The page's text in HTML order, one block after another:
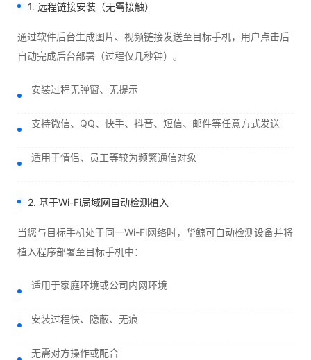
1. 远程链接安装（无需接触）
通过软件后台生成图片、视频链接发送至目标手机，用户点击后
自动完成后台部署（过程仅几秒钟）。
安装过程无弹窗、无提示
支持微信、QQ、快手、抖音、短信、邮件等任意方式发送
适用于情侣、员工等较为频繁通信对象
2. 基于Wi-Fi局域网自动检测植入
当您与目标手机处于同一Wi-Fi网络时，华鲸可自动检测设备并将
植入程序部署至目标手机中：
适用于家庭环境或公司内网环境
安装过程快、隐蔽、无痕
无需对方操作或配合